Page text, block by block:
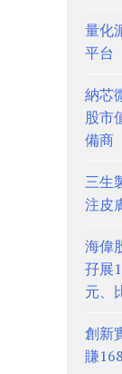
量化
平台
納芯
股市
備商
三生
注皮
海偉
孖展
元、
創新
賺